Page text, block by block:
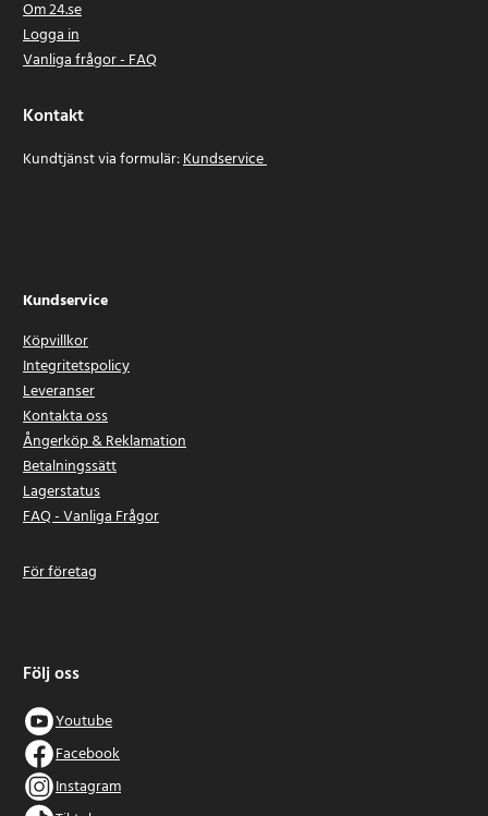
Om 24.se
Logga in
Vanliga frågor - FAQ
Kontakt
Kundtjänst via formulär:Kundservice
Kundservice
Köpvillkor
Integritetspolicy
Leveranser
Kontakta oss
Ångerköp & Reklamation
Betalningssätt
Lagerstatus
FAQ - Vanliga Frågor
För företag
Följ oss
Youtube
Facebook
Instagram